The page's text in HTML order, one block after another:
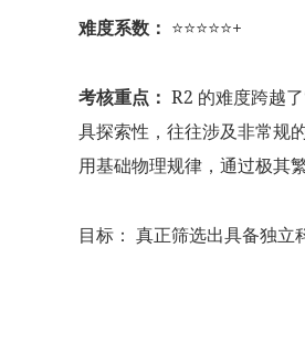
难度系数： ⭐⭐⭐⭐⭐+
考核重点： R2 的难度跨越
具探索性，往往涉及非常规
用基础物理规律，通过极其
目标： 真正筛选出具备独立